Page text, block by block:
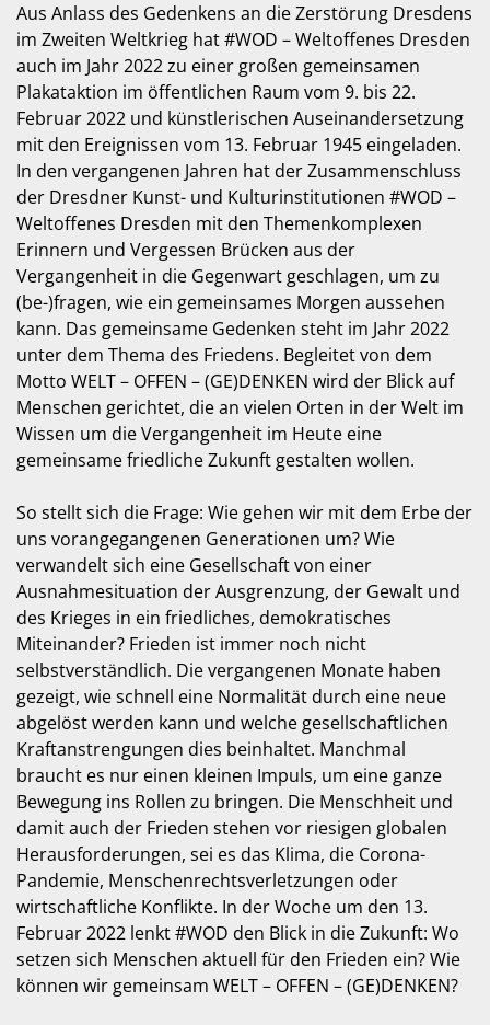
Aus Anlass des Gedenkens an die Zerstörung Dresdens
im Zweiten Weltkrieg hat #WOD – Weltoffenes Dresden
auch im Jahr 2022 zu einer großen gemeinsamen
Plakataktion im öffentlichen Raum vom 9. bis 22.
Februar 2022 und künstlerischen Auseinandersetzung
mit den Ereignissen vom 13. Februar 1945 eingeladen.
In den vergangenen Jahren hat der Zusammenschluss
der Dresdner Kunst- und Kulturinstitutionen #WOD –
Weltoffenes Dresden mit den Themenkomplexen
Erinnern und Vergessen Brücken aus der
Vergangenheit in die Gegenwart geschlagen, um zu
(be-)fragen, wie ein gemeinsames Morgen aussehen
kann. Das gemeinsame Gedenken steht im Jahr 2022
unter dem Thema des Friedens. Begleitet von dem
Motto WELT – OFFEN – (GE)DENKEN wird der Blick auf
Menschen gerichtet, die an vielen Orten in der Welt im
Wissen um die Vergangenheit im Heute eine
gemeinsame friedliche Zukunft gestalten wollen.
So stellt sich die Frage: Wie gehen wir mit dem Erbe der
uns vorangegangenen Generationen um? Wie
verwandelt sich eine Gesellschaft von einer
Ausnahmesituation der Ausgrenzung, der Gewalt und
des Krieges in ein friedliches, demokratisches
Miteinander? Frieden ist immer noch nicht
selbstverständlich. Die vergangenen Monate haben
gezeigt, wie schnell eine Normalität durch eine neue
abgelöst werden kann und welche gesellschaftlichen
Kraftanstrengungen dies beinhaltet. Manchmal
braucht es nur einen kleinen Impuls, um eine ganze
Bewegung ins Rollen zu bringen. Die Menschheit und
damit auch der Frieden stehen vor riesigen globalen
Herausforderungen, sei es das Klima, die Corona-
Pandemie, Menschenrechtsverletzungen oder
wirtschaftliche Konflikte. In der Woche um den 13.
Februar 2022 lenkt #WOD den Blick in die Zukunft: Wo
setzen sich Menschen aktuell für den Frieden ein? Wie
können wir gemeinsam WELT – OFFEN – (GE)DENKEN?